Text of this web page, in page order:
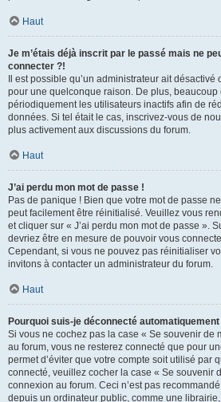
Haut
Je m’étais déjà inscrit par le passé mais ne
connecter ?!
Il est possible qu’un administrateur ait
pour une quelconque raison. De plus, beaucoup
périodiquement les utilisateurs inactifs afin de
données. Si tel était le cas, inscrivez-vous de
plus activement aux discussions du forum.
Haut
J’ai perdu mon mot de passe !
Pas de panique ! Bien que votre mot de passe
peut facilement être réinitialisé. Veuillez vous
et cliquer sur « J’ai perdu mon mot de passe ».
devriez être en mesure de pouvoir vous
Cependant, si vous ne pouvez pas réinitialiser
invitons à contacter un administrateur du forum.
Haut
Pourquoi suis-je déconnecté automatiquement
Si vous ne cochez pas la case « Se souvenir de
au forum, vous ne resterez connecté que pour
permet d’éviter que votre compte soit utilisé par
connecté, veuillez cocher la case « Se souvenir
connexion au forum. Ceci n’est pas
depuis un ordinateur public, comme une